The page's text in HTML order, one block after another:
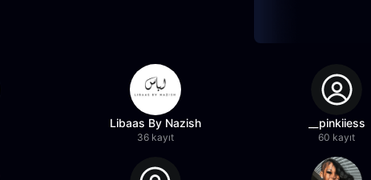
Libaas By Nazish
36 kayıt
__pinkiiess
60 kayıt